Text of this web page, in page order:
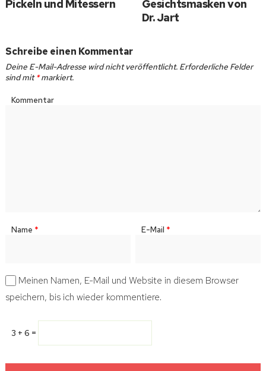
Pickeln und Mitessern
Gesichtsmasken von
Dr. Jart
Schreibe einen Kommentar
Deine E-Mail-Adresse wird nicht veröffentlicht.Erforderliche Felder
sind mit*markiert.
Kommentar
Name * E-Mail *
Meinen Namen, E-Mail und Website in diesem Browser
speichern, bis ich wieder kommentiere.
3 + 6 =